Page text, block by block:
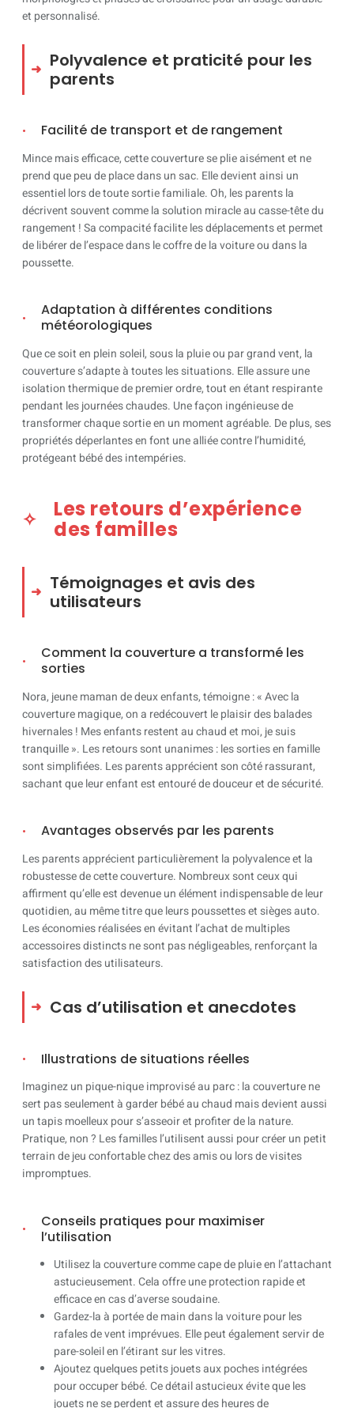
et personnalisé.
Polyvalence et praticité pour les
parents
Facilité de transport et de rangement
Mince mais efficace, cette couverture se plie aisément et ne
prend que peu de place dans un sac. Elle devient ainsi un
essentiel lors de toute sortie familiale. Oh, les parents la
décrivent souvent comme la solution miracle au casse-tête du
rangement ! Sa compacité facilite les déplacements et permet
de libérer de l’espace dans le coffre de la voiture ou dans la
poussette.
Adaptation à différentes conditions
météorologiques
Que ce soit en plein soleil, sous la pluie ou par grand vent, la
couverture s’adapte à toutes les situations. Elle assure une
isolation thermique de premier ordre, tout en étant respirante
pendant les journées chaudes. Une façon ingénieuse de
transformer chaque sortie en un moment agréable. De plus, ses
propriétés déperlantes en font une alliée contre l’humidité,
protégeant bébé des intempéries.
Les retours d’expérience
des familles
Témoignages et avis des
utilisateurs
Comment la couverture a transformé les
sorties
Nora, jeune maman de deux enfants, témoigne : « Avec la
couverture magique, on a redécouvert le plaisir des balades
hivernales ! Mes enfants restent au chaud et moi, je suis
tranquille ». Les retours sont unanimes : les sorties en famille
sont simplifiées. Les parents apprécient son côté rassurant,
sachant que leur enfant est entouré de douceur et de sécurité.
Avantages observés par les parents
Les parents apprécient particulièrement la polyvalence et la
robustesse de cette couverture. Nombreux sont ceux qui
affirment qu’elle est devenue un élément indispensable de leur
quotidien, au même titre que leurs poussettes et sièges auto.
Les économies réalisées en évitant l’achat de multiples
accessoires distincts ne sont pas négligeables, renforçant la
satisfaction des utilisateurs.
Cas d’utilisation et anecdotes
Illustrations de situations réelles
Imaginez un pique-nique improvisé au parc : la couverture ne
sert pas seulement à garder bébé au chaud mais devient aussi
un tapis moelleux pour s’asseoir et profiter de la nature.
Pratique, non ? Les familles l’utilisent aussi pour créer un petit
terrain de jeu confortable chez des amis ou lors de visites
impromptues.
Conseils pratiques pour maximiser
l’utilisation
Utilisez la couverture comme cape de pluie en l’attachant
astucieusement. Cela offre une protection rapide et
efficace en cas d’averse soudaine.
Gardez-la à portée de main dans la voiture pour les
rafales de vent imprévues. Elle peut également servir de
pare-soleil en l’étirant sur les vitres.
Ajoutez quelques petits jouets aux poches intégrées
pour occuper bébé. Ce détail astucieux évite que les
jouets ne se perdent et assure des heures de